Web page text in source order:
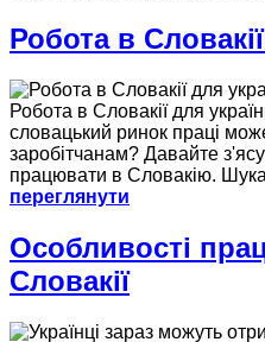
Робота в
Робота в Словакії для
словацький ринок праці
заробітчанам? Давайте
працювати в Словакію.
переглянути
Особливості
Словакії